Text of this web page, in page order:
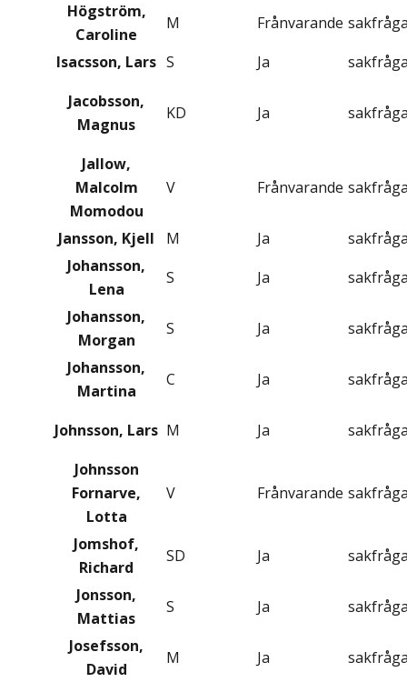
Högström,
Caroline
M Frånvarande
Isacsson, Lars S Ja
Jacobsson,
Magnus
KD Ja
Jallow,
Malcolm
Momodou
V Frånvarande
Jansson, Kjell M Ja
Johansson,
Lena
S Ja
Johansson,
Morgan
S Ja
Johansson,
Martina
C Ja
Johnsson, Lars M Ja
Johnsson
Fornarve,
Lotta
V Frånvarande
Jomshof,
Richard
SD Ja
Jonsson,
Mattias
S Ja
Josefsson,
David
M Ja